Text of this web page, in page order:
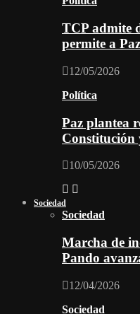
TCP admite
permite a
12/05/2026
Política
Paz plantea
Constitución
10/05/2026
Sociedad
Sociedad
Marcha de
Pando
12/04/2026
Sociedad